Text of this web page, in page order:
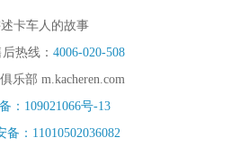
卡车人的故事
热线： 4006-020-508
乐部 m.kacheren.com
：109021066号-13
备：11010502036082